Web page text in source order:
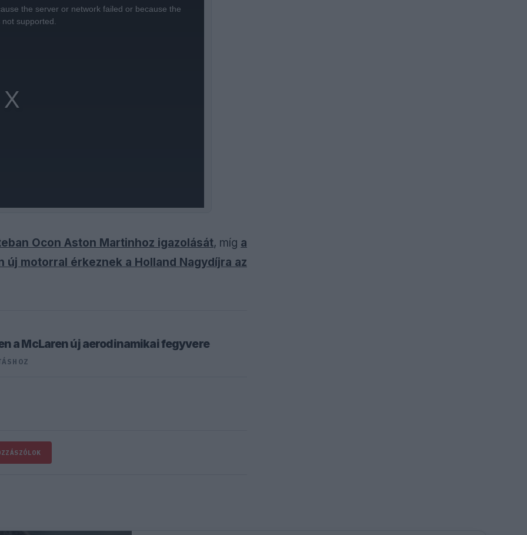
the server or network failed or because the
not supported.
Ocon Aston Martinhoz igazolását, míg a
motorral érkeznek a Holland Nagydíjra az
a McLaren új aerodinamikai fegyvere